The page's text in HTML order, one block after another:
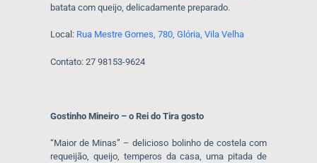
batata com queijo, delicadamente preparado.
Local: Rua Mestre Gomes, 780, Glória, Vila Velha
Contato: 27 98153-9624
Gostinho Mineiro – o Rei do Tira gosto
“Maior de Minas” – delicioso bolinho de costela com
requeijão, queijo, temperos da casa, uma pitada de